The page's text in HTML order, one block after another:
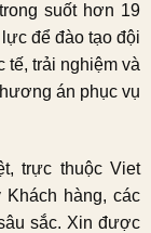
suốt hơn 19
để đào tạo đội
tế, trải nghiệm và
án phục vụ
trực thuộc Viet
hàng, các
sắc. Xin được